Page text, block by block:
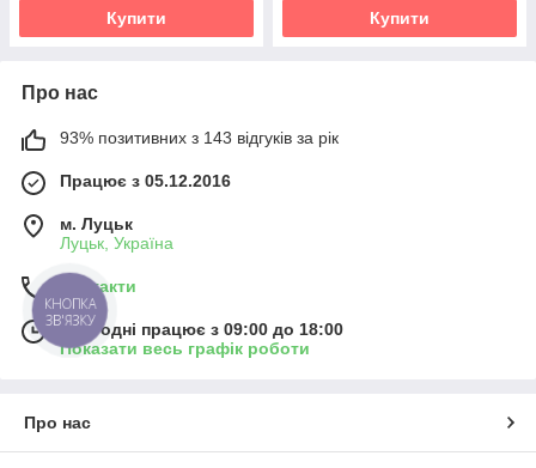
Купити Купити
Про нас
93% позитивних з 143 відгуків за рік
Працює з 05.12.2016
м. Луцьк
Луцьк, Україна
Контакти
Сьогодні працює з 09:00 до 18:00
Показати весь графік роботи
Про нас